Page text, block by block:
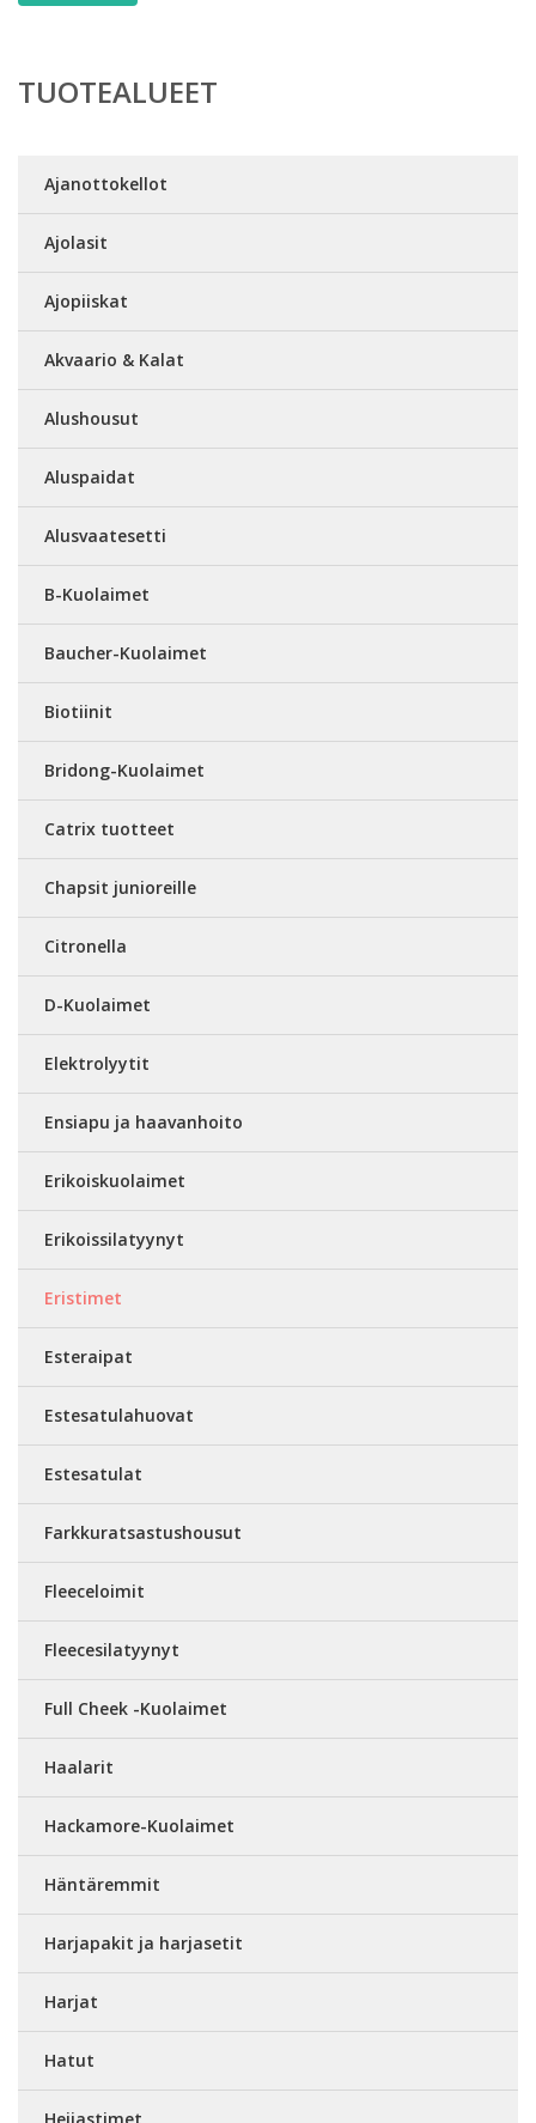
TUOTEALUEET
Ajanottokellot
Ajolasit
Ajopiiskat
Akvaario & Kalat
Alushousut
Aluspaidat
Alusvaatesetti
B-Kuolaimet
Baucher-Kuolaimet
Biotiinit
Bridong-Kuolaimet
Catrix tuotteet
Chapsit junioreille
Citronella
D-Kuolaimet
Elektrolyytit
Ensiapu ja haavanhoito
Erikoiskuolaimet
Erikoissilatyynyt
Eristimet
Esteraipat
Estesatulahuovat
Estesatulat
Farkkuratsastushousut
Fleeceloimit
Fleecesilatyynyt
Full Cheek -Kuolaimet
Haalarit
Hackamore-Kuolaimet
Häntäremmit
Harjapakit ja harjasetit
Harjat
Hatut